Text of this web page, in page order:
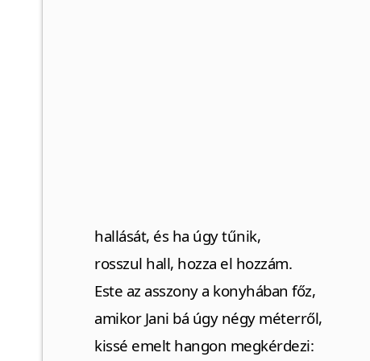
hallását, és ha úgy tűnik,
rosszul hall, hozza el hozzám.
Este az asszony a konyhában főz,
amikor Jani bá úgy négy méterről,
kissé emelt hangon megkérdezi: